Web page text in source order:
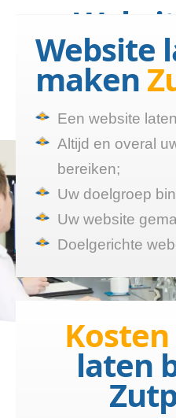
bouwen
Wij maken
Website
maken
Een website
Altijd en overal
bereiken;
Uw doelgroep
Uw website
Doelgerichte
Kosten
laten